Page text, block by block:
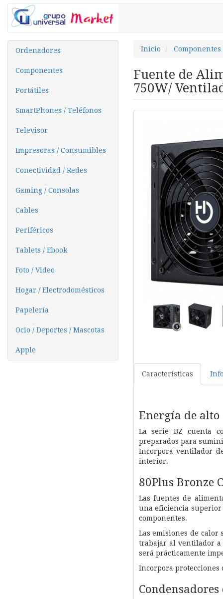
Ordenadores
Componentes
Portátiles
SmartPhones / Teléfonos
Televisor
Impresoras / Consumibles
Conectividad / Redes
Gaming / Consolas
Cables
Periféricos
Tablets / Ebook
Foto / Video
Hogar / Electrodomésticos
Papelería
Ocio / Deportes / Mascotas
Apple
Inicio Componentes
Fuente de
750W/
Características
Energía de
La serie BZ cuenta
preparados para
Incorpora ventilador
interior.
80Plus Bronze
Las fuentes de
una eficiencia superior
componentes.
Las emisiones de
trabajar al ventilador
será prácticamente
Incorpora protecciones